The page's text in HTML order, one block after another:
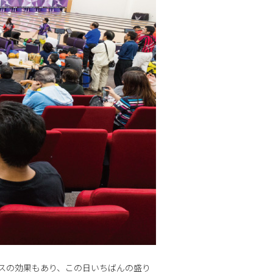
効果もあり、この日いちばんの盛り